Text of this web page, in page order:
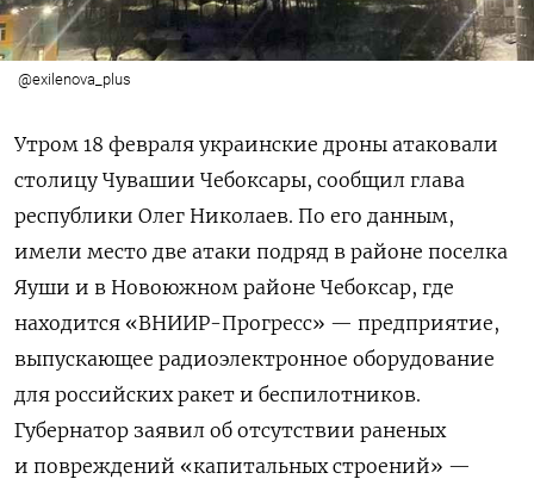
@exilenova_plus
Утром 18 февраля украинские дроны атаковали
столицу Чувашии Чебоксары, сообщил глава
республики Олег Николаев. По его данным,
имели место две атаки подряд в районе поселка
Яуши и в Новоюжном районе Чебоксар, где
находится «ВНИИР-Прогресс» — предприятие,
выпускающее радиоэлектронное оборудование
для российских ракет и беспилотников.
Губернатор заявил об отсутствии раненых
и повреждений «капитальных строений» —